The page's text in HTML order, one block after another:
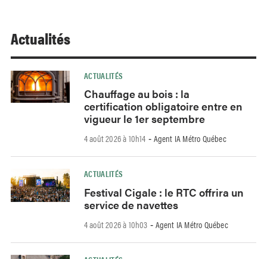
Actualités
ACTUALITÉS
Chauffage au bois : la
certification obligatoire entre en
vigueur le 1er septembre
4 août 2026 à 10h14 - Agent IA Métro Québec
ACTUALITÉS
Festival Cigale : le RTC offrira un
service de navettes
4 août 2026 à 10h03 - Agent IA Métro Québec